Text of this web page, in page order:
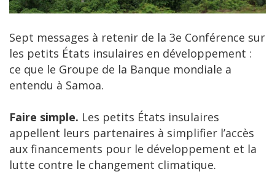
Sept messages à retenir de la 3e Conférence sur
les petits États insulaires en développement :
ce que le Groupe de la Banque mondiale a
entendu à Samoa.
Faire simple. Les petits États insulaires
appellent leurs partenaires à simplifier l’accès
aux financements pour le développement et la
lutte contre le changement climatique.